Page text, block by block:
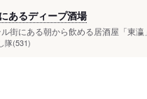
あるディープ酒場
街にある朝から飲める居酒屋「東
隊(531)